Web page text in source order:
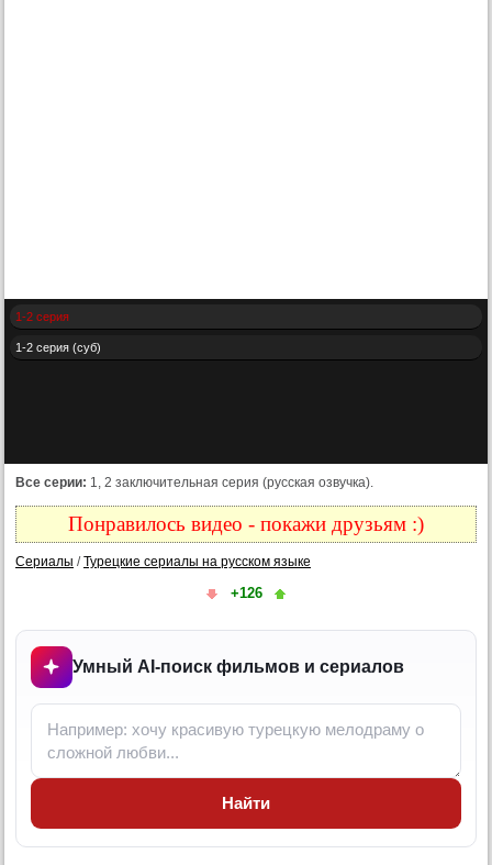
1-2 серия
1-2 серия (суб)
Все серии: 1, 2 заключительная серия (русская озвучка).
Понравилось видео - покажи друзьям :)
Сериалы /Турецкие сериалы на русском языке
+126
Умный AI-поиск фильмов и сериалов
Найти